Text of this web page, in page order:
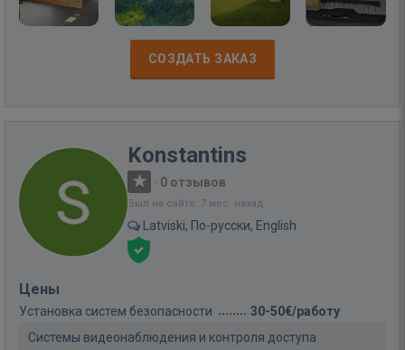
СОЗДАТЬ ЗАКАЗ
Konstantins
· 0 отзывов
Был на сайте: 7 мес. назад
Latviski, По-русски, English
Цены
Установка систем безопасности
30-50€/работу
Системы видеонаблюдения и контроля доступа